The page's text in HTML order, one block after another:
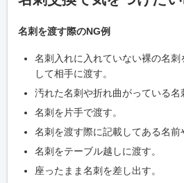
名刺を渡す際のNG例
名刺入れに入れていない裸の名刺
して相手に渡す。
汚れた名刺や折れ曲がっている名
名刺を片手で渡す。
名刺を渡す際に記載してある名前
名刺をテーブル越しに渡す。
座ったまま名刺を差し出す。